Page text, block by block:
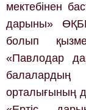
мектебінен
дарыны»
болып
«Павлодар
орталығының